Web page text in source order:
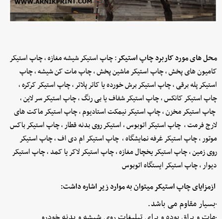
محل های مورد کاربرد چاپ استیکر: چاپ استیکر شیشه مغازه ، چاپ استیکر
کامیون های پخش ، چاپ استیکر ماشین پخش ، چاپ مات کن شیشه ، چاپ
استیکر پله برقی ، چاپ استیکر برش خورده یا کاتر پلاتر ، چاپ استیکر کرکره ،
چاپ استیکر کانکس ، چاپ استیکر شفاف یا بی رنگ ، چاپ استیکر سر لاین ،
چاپ استیکر مخزن ، چاپ استیکر نیمکت استادیوم ، چاپ استیکر ماکت های
لارج فرمت ، چاپ استیکر اتوبوس ، استیکر روی بدنه قطار ، چاپ استیکر باکس
موتور ، چاپ استیکر غرفه نمایشگاه ، چاپ استیکر ام دی اف ، چاپ استیکر
روی زمین ، چاپ استیکر یخچال مغازه ، چاپ استیکر لاکر یا کمد ، چاپ استیکر
دیوار ، چاپ استیکر ایستگاه اتوبوس
ازمزایای چاپ استیکر میتوان به موارد زیر اشاره داشت:
·بسیار مقاوم می باشد.